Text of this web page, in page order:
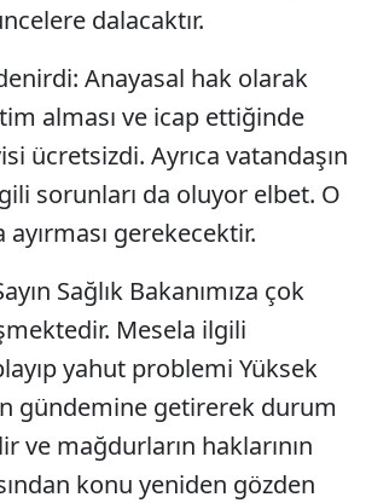
dalacaktır.
Anayasal hak olarak
alması ve icap ettiğinde
ücretsizdi. Ayrıca vatandaşın
sorunları da oluyor elbet. O
gerekecektir.
Sağlık Bakanımıza çok
Mesela ilgili
yahut problemi Yüksek
gündemine getirerek durum
ve mağdurların haklarının
konu yeniden gözden